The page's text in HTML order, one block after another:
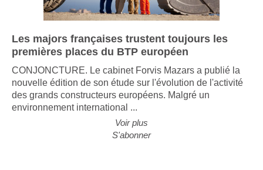
Les majors françaises trustent toujours les
premières places du BTP européen
CONJONCTURE. Le cabinet Forvis Mazars a publié la
nouvelle édition de son étude sur l'évolution de l'activité
des grands constructeurs européens. Malgré un
environnement international ...
Voir plus
S'abonner